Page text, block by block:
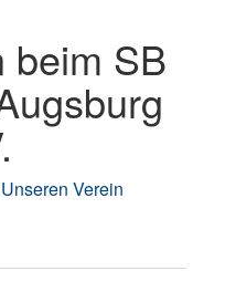
beim SB
Unseren Verein